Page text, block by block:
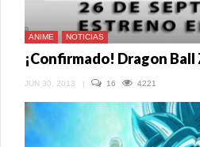
ANIME NOTICIAS
JUN 30, 2013 | 16 4221